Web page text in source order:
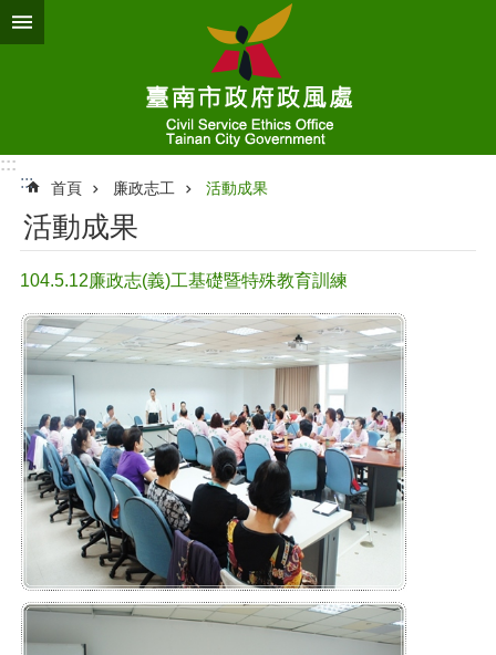
跳到主要內容區塊
:::
:::
首頁 廉政志工 活動成果
活動成果
104.5.12廉政志(義)工基礎暨特殊教育訓練